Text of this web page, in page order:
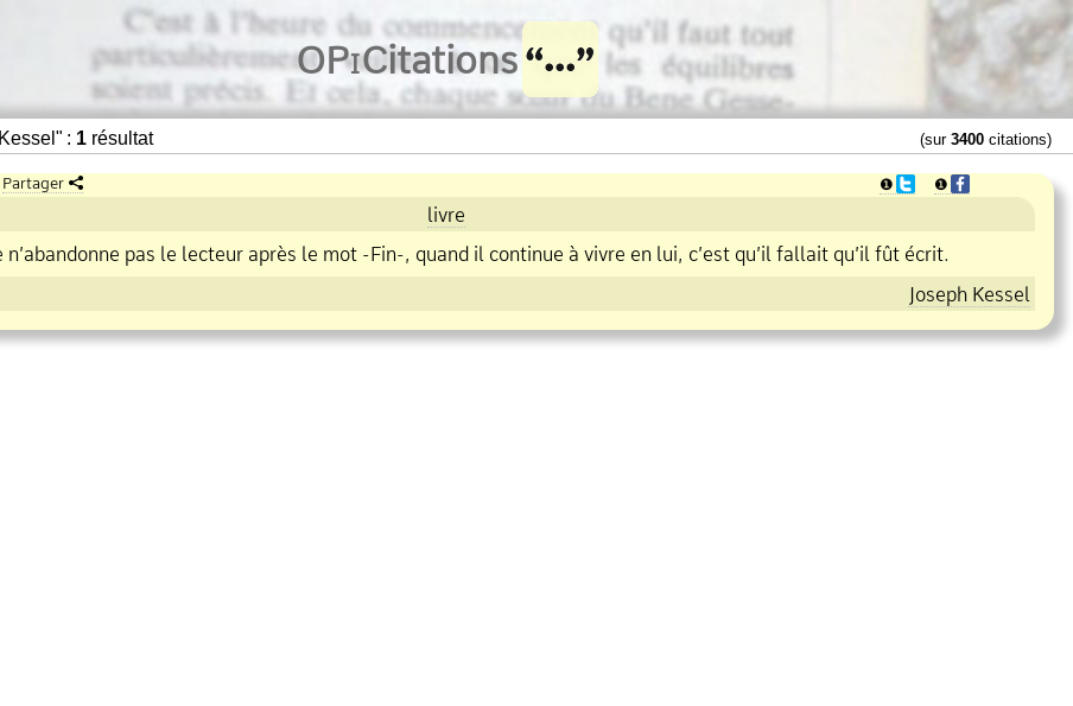
OPiCitations
: 1 résultat (sur 3400 citations)
Partager ❶ ❶
livre
n’abandonne pas le lecteur après le mot Fin , quand il continue à vivre en lui, c’est qu’il fallait qu’il fût écrit.
Joseph Kessel